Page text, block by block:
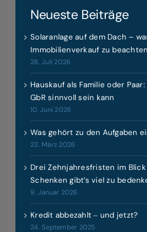
Neueste Beiträge
Solaranlage auf dem Dach –
Immobilienverkauf zu
28. Juli 2026
Hauskauf als Familie oder
GbR sinnvoll sein kann
10. Juni 2026
Was gehört zu den Aufgaben
23. März 2026
Drei Zehnjahresfristen im
Schenken gibt’s viel zu
9. Januar 2026
Kredit abbezahlt ‒ und jetzt?
24. September 2025